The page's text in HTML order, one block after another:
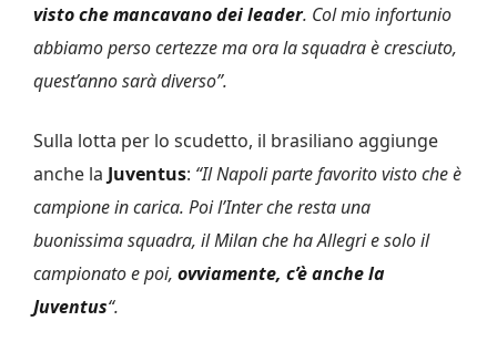
visto che mancavano dei leader. Col mio infortunio
abbiamo perso certezze ma ora la squadra è cresciuto,
quest’anno sarà diverso”.
Sulla lotta per lo scudetto, il brasiliano aggiunge
anche la Juventus: “Il Napoli parte favorito visto che è
campione in carica. Poi l’Inter che resta una
buonissima squadra, il Milan che ha Allegri e solo il
campionato e poi, ovviamente, c’è anche la
Juventus“.